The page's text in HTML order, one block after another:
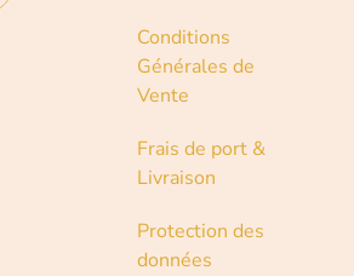
Conditions
Générales de
Vente
Frais de port &
Livraison
Protection des
données